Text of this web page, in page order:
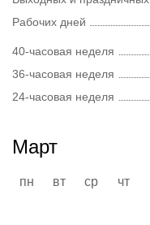
Рабочих дней
40-часовая неделя
36-часовая неделя
24-часовая неделя
Март
пн вт ср чт